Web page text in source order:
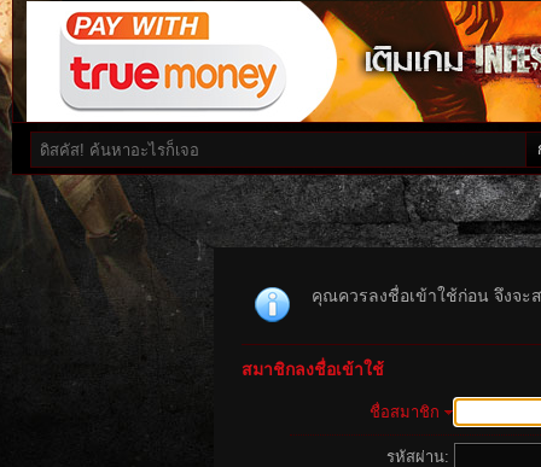
คุณควรลงชื่อเข้าใช้ก่อน จึงจะ
สมาชิกลงชื่อเข้าใช้
ชื่อสมาชิก
รหัสผ่าน: